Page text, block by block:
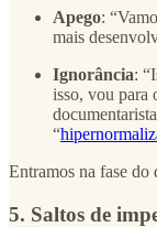
Apego:
mais
Ignorância:
isso, vou para
“
Entramos na fase do
5. Saltos de